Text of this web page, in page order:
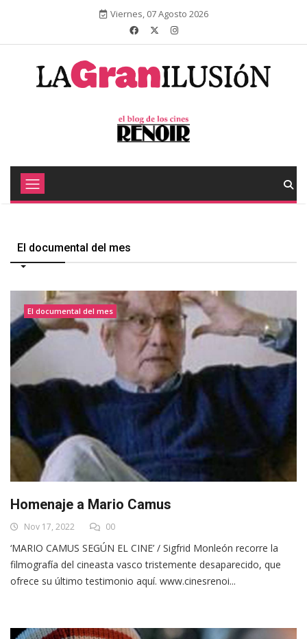
Viernes, 07 Agosto 2026
El documental del mes
El documental del mes
Homenaje a Mario Camus
Nov 17, 2022 00
‘MARIO CAMUS SEGÚN EL CINE’ / Sigfrid Monleón recorre la
filmografía del cineasta vasco tristemente desaparecido, que
ofrece su último testimonio aquí. www.cinesrenoi...